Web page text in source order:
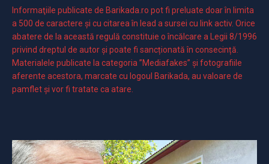
Informaţiile publicate de Barikada.ro pot fi preluate doar în limita
a 500 de caractere şi cu citarea în lead a sursei cu link activ. Orice
abatere de la această regulă constituie o încălcare a Legii 8/1996
privind dreptul de autor și poate fi sancționată în consecință.
Materialele publicate la categoria ”Mediafakes” și fotografiile
aferente acestora, marcate cu logoul Barikada, au valoare de
pamflet și vor fi tratate ca atare.